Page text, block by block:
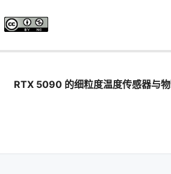
RTX 5090 的细粒度温度传感器与